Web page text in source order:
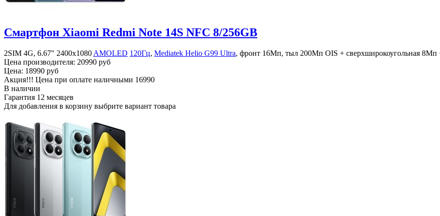
Смартфон Xiaomi Redmi Note 14S NFC 8/256GB
2SIM 4G, 6.67" 2400x1080 AMOLED 120Гц, Mediatek Helio G99 Ultra, фронт 16Мп, тыл 200Мп OIS + сверхширокоугольная
Цена производителя: 20990 руб
Цена: 18990 руб
Акция!!! Цена при оплате наличными 16990
В наличии
Гарантия 12 месяцев
Для добавления в корзину выбрите вариант товара